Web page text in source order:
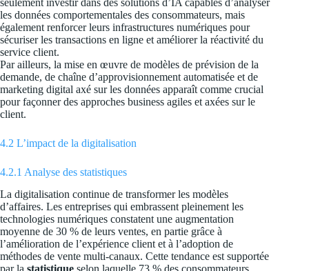
les données comportementales des consommateurs, mais
également renforcer leurs infrastructures numériques pour
sécuriser les transactions en ligne et améliorer la réactivité du
service client.
Par ailleurs, la mise en œuvre de modèles de prévision de la
demande, de chaîne d’approvisionnement automatisée et de
marketing digital axé sur les données apparaît comme crucial
pour façonner des approches business agiles et axées sur le
client.
4.2 L’impact de la digitalisation
4.2.1 Analyse des statistiques
La digitalisation continue de transformer les modèles
d’affaires. Les entreprises qui embrassent pleinement les
technologies numériques constatent une augmentation
moyenne de 30 % de leurs ventes, en partie grâce à
l’amélioration de l’expérience client et à l’adoption de
méthodes de vente multi-canaux. Cette tendance est supportée